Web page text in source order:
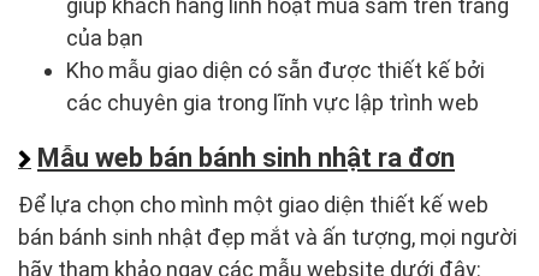
giúp khách hàng linh hoạt mua sắm trên trang
của bạn
Kho mẫu giao diện có sẵn được thiết kế bởi
các chuyên gia trong lĩnh vực lập trình web
Mẫu web bán bánh sinh nhật ra đơn
Để lựa chọn cho mình một giao diện thiết kế web
bán bánh sinh nhật đẹp mắt và ấn tượng, mọi người
hãy tham khảo ngay các mẫu website dưới đây: